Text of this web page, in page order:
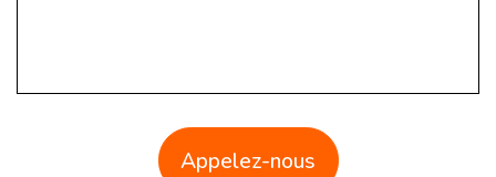
Appelez-nous